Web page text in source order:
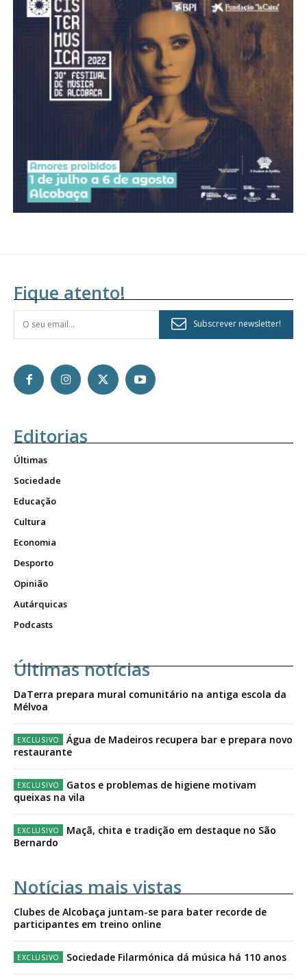
Acesso ao conteúdo online
Acesso aos conteúdos Exclusivos para
assinantes
Ofertas para assinatura anual
Escolha o plano
Fique atento!
Subscrever newsletter!
Editorias
Últimas
Sociedade
Educação
Cultura
Economia
Desporto
Opinião
Autárquicas
Podcasts
Últimas notícias
DaTerra prepara mural comunitário na antiga escola da
Mélvoa
Água de Madeiros recupera bar e prepara novo
restaurante
Gatos e problemas de higiene motivam
queixas na vila
Maçã, chita e tradição em destaque no São
Bernardo
Notícias mais vistas
Clubes de Alcobaça juntam-se para bater recorde de
participantes em treino online
Sociedade Filarmónica dá música há 110 anos